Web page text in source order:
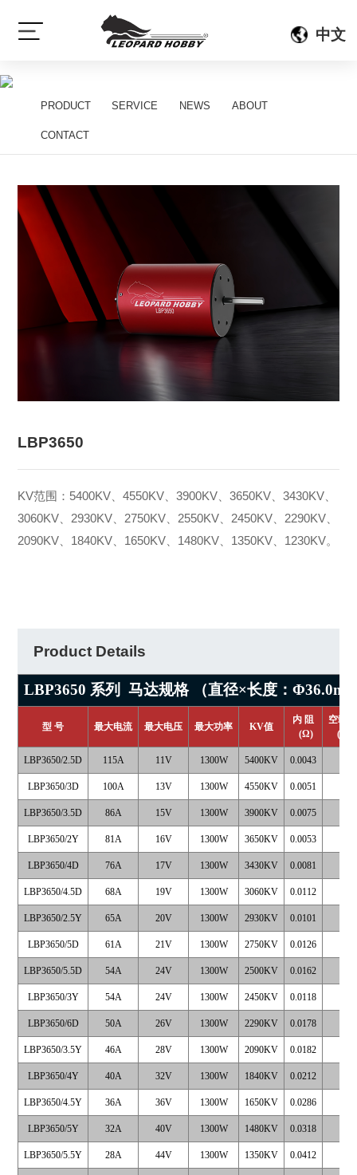
中文
PRODUCT SERVICE NEWS ABOUT
CONTACT
LBP3650
KV范围：5400KV、4550KV、3900KV、3650KV、3430KV、
3060KV、2930KV、2750KV、2550KV、2450KV、2290KV、
2090KV、1840KV、1650KV、1480KV、1350KV、1230KV。
Product Details
LBP3650系列 马达规格 （直径×长度：Φ
型 号 最大电流 最大电压 最大功率 KV值
内 阻
(Ω)
空载
LBP3650/2.5D 115A 11V 1300W 5400KV 0.0043
LBP3650/3D 100A 13V 1300W 4550KV 0.0051
LBP3650/3.5D 86A 15V 1300W 3900KV 0.0075
LBP3650/2Y 81A 16V 1300W 3650KV 0.0053
LBP3650/4D 76A 17V 1300W 3430KV 0.0081
LBP3650/4.5D 68A 19V 1300W 3060KV 0.0112
LBP3650/2.5Y 65A 20V 1300W 2930KV 0.0101
LBP3650/5D 61A 21V 1300W 2750KV 0.0126
LBP3650/5.5D 54A 24V 1300W 2500KV 0.0162
LBP3650/3Y 54A 24V 1300W 2450KV 0.0118
LBP3650/6D 50A 26V 1300W 2290KV 0.0178
LBP3650/3.5Y 46A 28V 1300W 2090KV 0.0182
LBP3650/4Y 40A 32V 1300W 1840KV 0.0212
LBP3650/4.5Y 36A 36V 1300W 1650KV 0.0286
LBP3650/5Y 32A 40V 1300W 1480KV 0.0318
LBP3650/5.5Y 28A 44V 1300W 1350KV 0.0412